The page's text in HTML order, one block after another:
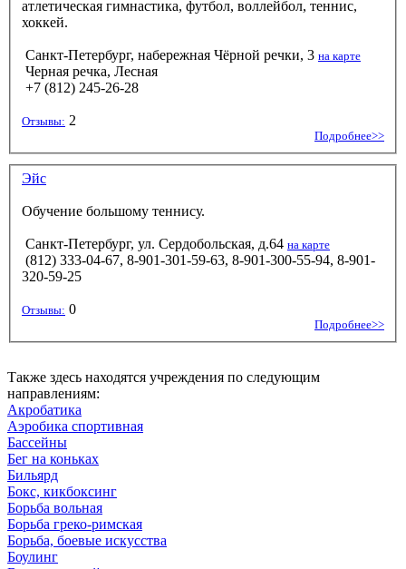
атлетическая гимнастика, футбол, воллейбол, теннис,
хоккей.
Санкт-Петербург, набережная Чёрной речки, 3 на карте
Черная речка, Лесная
+7 (812) 245-26-28
Отзывы: 2
Подробнее>>
Эйс
Обучение большому теннису.
Санкт-Петербург, ул. Сердобольская, д.64 на карте
(812) 333-04-67, 8-901-301-59-63, 8-901-300-55-94, 8-901-
320-59-25
Отзывы: 0
Подробнее>>
Также здесь находятся учреждения по следующим
направлениям:
Акробатика
Аэробика спортивная
Бассейны
Бег на коньках
Бильярд
Бокс, кикбоксинг
Борьба вольная
Борьба греко-римская
Борьба, боевые искусства
Боулинг